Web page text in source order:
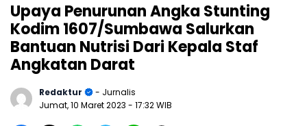
Upaya Penurunan Angka Stunting
Kodim 1607/Sumbawa Salurkan
Bantuan Nutrisi Dari Kepala Staf
Angkatan Darat
Redaktur
- Jurnalis
Jumat, 10 Maret 2023 - 17:32 WIB